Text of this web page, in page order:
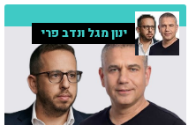
ינון מגל ונדב פרי